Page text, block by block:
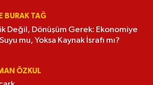
BURAK TAĞ
Değil, Dönüşüm Gerek: Ekonomiye
mu, Yoksa Kaynak İsrafı mı?
ÖZKUL